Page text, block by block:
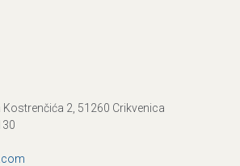
Kostrenčića 2, 51260 Crikvenica